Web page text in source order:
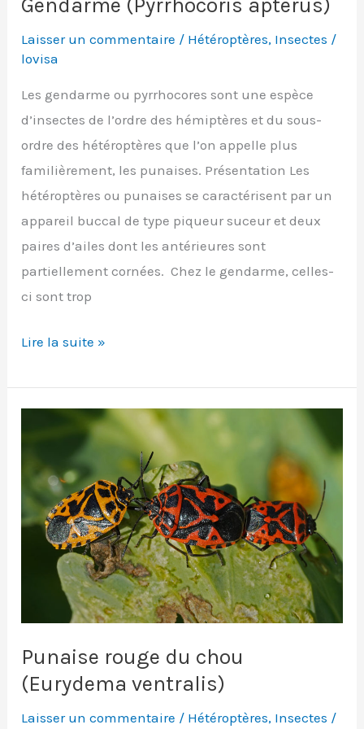
Gendarme (Pyrrhocoris apterus)
Laisser un commentaire / Hétéroptères, Insectes /
lovisa
Les gendarme ou pyrrhocores sont une espèce
d’insectes de l’ordre des hémiptères et du sous-
ordre des hétéroptères que l’on appelle plus
familièrement, les punaises. Présentation Les
hétéroptères ou punaises se caractérisent par un
appareil buccal de type piqueur suceur et deux
paires d’ailes dont les antérieures sont
partiellement cornées. Chez le gendarme, celles-
ci sont trop
Gendarme
apterus)
Lire la suite »
Punaise rouge du chou
(Eurydema ventralis)
Laisser un commentaire / Hétéroptères, Insectes /